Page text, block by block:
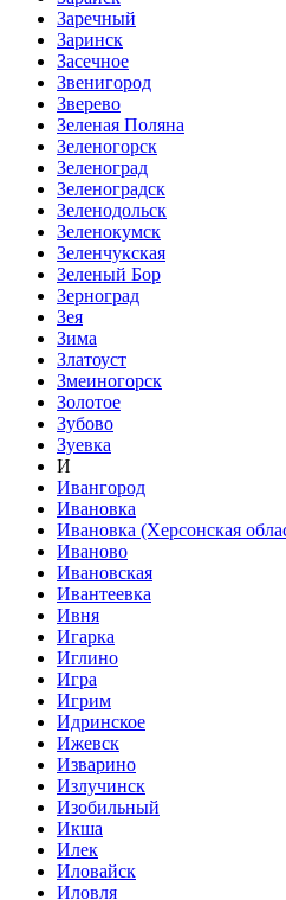
Заречный
Заринск
Засечное
Звенигород
Зверево
Зеленая Поляна
Зеленогорск
Зеленоград
Зеленоградск
Зеленодольск
Зеленокумск
Зеленчукская
Зеленый Бор
Зерноград
Зея
Зима
Златоуст
Змеиногорск
Золотое
Зубово
Зуевка
И
Ивангород
Ивановка
Ивановка (Херсонская
Иваново
Ивановская
Ивантеевка
Ивня
Игарка
Иглино
Игра
Игрим
Идринское
Ижевск
Изварино
Излучинск
Изобильный
Икша
Илек
Иловайск
Иловля